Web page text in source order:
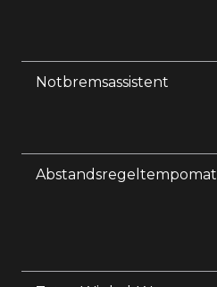
Notbremsassistent
Abstandsregeltempomat